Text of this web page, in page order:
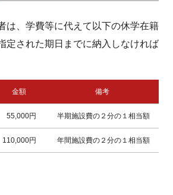
は、学費等に代えて以下の休学在籍
定された期日までに納入しなければ
金額 備考
55,000円 半期施設費の２分の１相当額
110,000円 年間施設費の２分の１相当額